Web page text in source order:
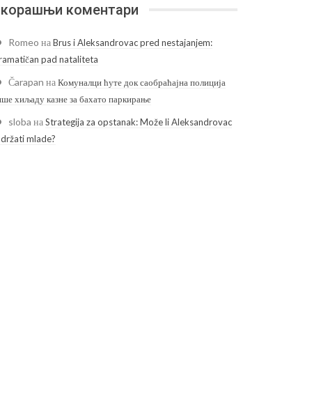
коментари
Romeo наBrus i Aleksandrovac pred nestajanjem:
pad nataliteta
Čarapan наКомуналци ћуте док саобраћајна полиција
хиљаду казне за бахато паркирање
sloba наStrategija za opstanak: Može li Aleksandrovac
mlade?